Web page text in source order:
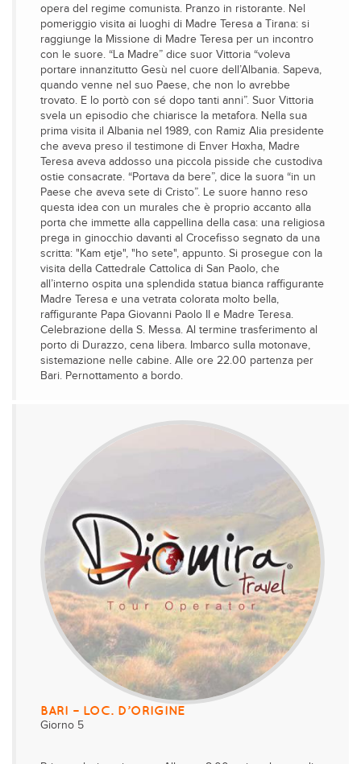
opera del regime comunista. Pranzo in ristorante. Nel
pomeriggio visita ai luoghi di Madre Teresa a Tirana: si
raggiunge la Missione di Madre Teresa per un incontro
con le suore. “La Madre” dice suor Vittoria “voleva
portare innanzitutto Gesù nel cuore dell’Albania. Sapeva,
quando venne nel suo Paese, che non lo avrebbe
trovato. E lo portò con sé dopo tanti anni”. Suor Vittoria
svela un episodio che chiarisce la metafora. Nella sua
prima visita il Albania nel 1989, con Ramiz Alia presidente
che aveva preso il testimone di Enver Hoxha, Madre
Teresa aveva addosso una piccola pisside che custodiva
ostie consacrate. “Portava da bere”, dice la suora “in un
Paese che aveva sete di Cristo”. Le suore hanno reso
questa idea con un murales che è proprio accanto alla
porta che immette alla cappellina della casa: una religiosa
prega in ginocchio davanti al Crocefisso segnato da una
scritta: "Kam etje", "ho sete", appunto. Si prosegue con la
visita della Cattedrale Cattolica di San Paolo, che
all’interno ospita una splendida statua bianca raffigurante
Madre Teresa e una vetrata colorata molto bella,
raffigurante Papa Giovanni Paolo II e Madre Teresa.
Celebrazione della S. Messa. Al termine trasferimento al
porto di Durazzo, cena libera. Imbarco sulla motonave,
sistemazione nelle cabine. Alle ore 22.00 partenza per
Bari. Pernottamento a bordo.
BARI – LOC. D’ORIGINE
Giorno 5